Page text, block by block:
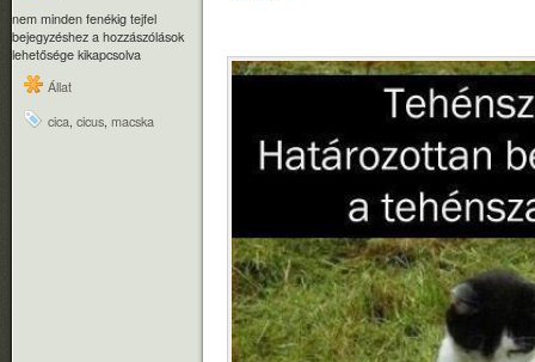
nem minden fenékig tejfel
bejegyzéshez a hozzászólások
lehetősége kikapcsolva
Állat
cica cicus macska